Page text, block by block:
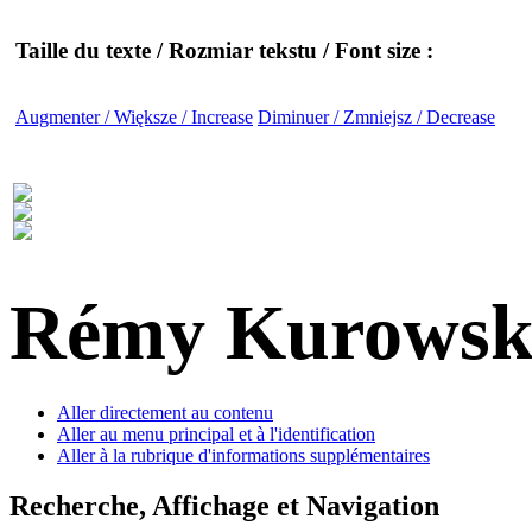
Taille du texte / Rozmiar tekstu / Font size :
Augmenter / Większe / Increase Diminuer / Zmniejsz / Decrease
Rémy
Aller directement au contenu
Aller au menu principal et à l'identification
Aller à la rubrique d'informations supplémentaires
Recherche, Affichage et Navigation